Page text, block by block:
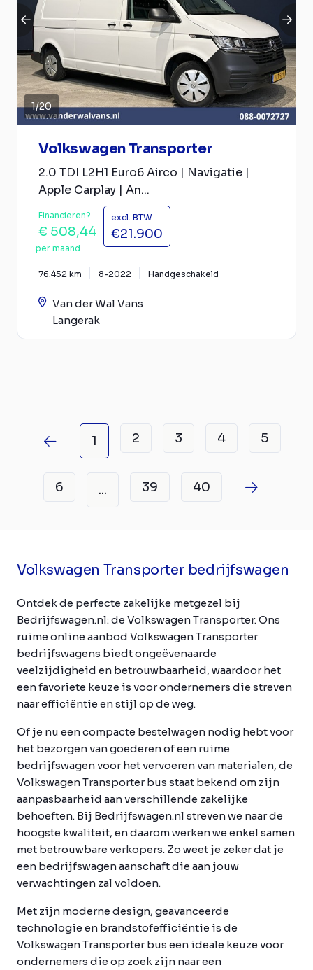
1/20
Volkswagen Transporter
2.0 TDI L2H1 Euro6 Airco | Navigatie |
Apple Carplay | An...
Financieren?
€ 508,44
per maand
excl. BTW
€21.900
76.452 km 8-2022 Handgeschakeld
Van der Wal Vans
Langerak
1 2 3 4 5
6 ... 39 40
Volkswagen Transporter bedrijfswagen
Ontdek de perfecte zakelijke metgezel bij
Bedrijfswagen.nl: de Volkswagen Transporter. Ons
ruime online aanbod Volkswagen Transporter
bedrijfswagens biedt ongeëvenaarde
veelzijdigheid en betrouwbaarheid, waardoor het
een favoriete keuze is voor ondernemers die streven
naar efficiëntie en stijl op de weg.
Of je nu een compacte bestelwagen nodig hebt voor
het bezorgen van goederen of een ruime
bedrijfswagen voor het vervoeren van materialen, de
Volkswagen Transporter bus staat bekend om zijn
aanpasbaarheid aan verschillende zakelijke
behoeften. Bij Bedrijfswagen.nl streven we naar de
hoogste kwaliteit, en daarom werken we enkel samen
met betrouwbare verkopers. Zo weet je zeker dat je
een bedrijfswagen aanschaft die aan jouw
verwachtingen zal voldoen.
Met zijn moderne design, geavanceerde
technologie en brandstofefficiëntie is de
Volkswagen Transporter bus een ideale keuze voor
ondernemers die op zoek zijn naar een